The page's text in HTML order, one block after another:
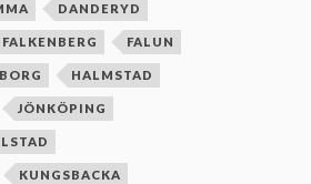
k
s
DANDERYD
FALKENBERG FALUN
HALMSTAD
JÖNKÖPING
KUNGSBACKA